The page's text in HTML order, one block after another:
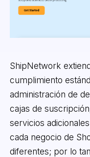
ShipNetwork
cumplimiento
administración de
cajas de
servicios
cada negocio de
diferentes; por lo